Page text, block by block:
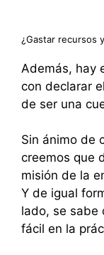
¿Gastar recursos
Además, hay
con declarar
de ser una
Sin ánimo de
creemos que
misión de la
Y de igual
lado, se sabe
fácil en la